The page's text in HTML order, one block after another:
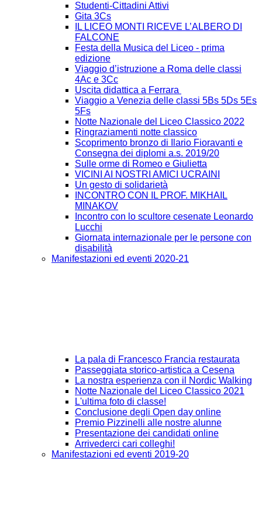
Studenti-Cittadini Attivi
Gita 3Cs
IL LICEO MONTI RICEVE L’ALBERO DI
FALCONE
Festa della Musica del Liceo - prima
edizione
Viaggio d’istruzione a Roma delle classi
4Ac e 3Cc
Uscita didattica a Ferrara
Viaggio a Venezia delle classi 5Bs 5Ds 5Es
5Fs
Notte Nazionale del Liceo Classico 2022
Ringraziamenti notte classico
Scoprimento bronzo di Ilario Fioravanti e
Consegna dei diplomi a.s. 2019/20
Sulle orme di Romeo e Giulietta
VICINI AI NOSTRI AMICI UCRAINI
Un gesto di solidarietà
INCONTRO CON IL PROF. MIKHAIL
MINAKOV
Incontro con lo scultore cesenate Leonardo
Lucchi
Giornata internazionale per le persone con
disabilità
Manifestazioni ed eventi 2020-21
La pala di Francesco Francia restaurata
Passeggiata storico-artistica a Cesena
La nostra esperienza con il Nordic Walking
Notte Nazionale del Liceo Classico 2021
L'ultima foto di classe!
Conclusione degli Open day online
Premio Pizzinelli alle nostre alunne
Presentazione dei candidati online
Arrivederci cari colleghi!
Manifestazioni ed eventi 2019-20